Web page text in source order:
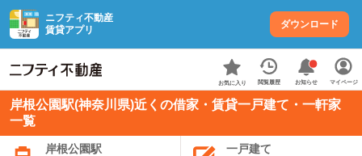
ニフティ不動産
賃貸アプリ
ダウンロード
お気に入り 閲覧履歴 お知らせ マイページ
岸根公園駅(神奈川県)近くの借家・賃貸一戸建て・一軒家
一覧
岸根公園駅 一戸建て